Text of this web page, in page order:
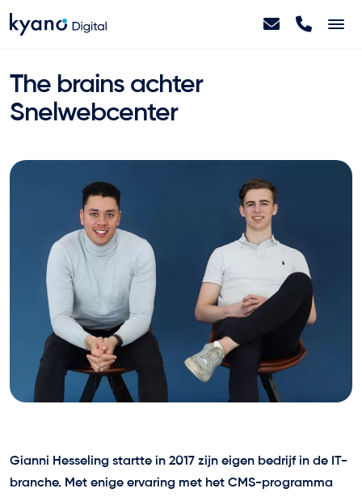
Home
Projecten
Diensten
Artikelen
Over ons
Contact
The brains achter
Snelwebcenter
Gianni Hesseling startte in 2017 zijn eigen bedrijf in de IT-
branche. Met enige ervaring met het CMS-programma